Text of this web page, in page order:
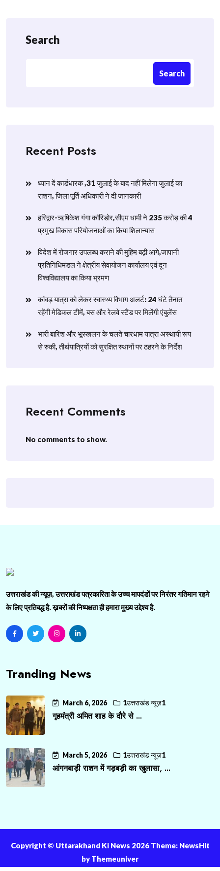
Search
Search
Recent Posts
ध्यान दें कार्डधारक ,31 जुलाई के बाद नहीं मिलेगा जुलाई का
राशन, जिला पूर्ति अधिकारी ने दी जानकारी
हरिद्वार-ऋषिकेश गंगा कॉरिडोर,सीएम धामी ने 235 करोड़ की 4
प्रमुख विकास परियोजनाओं का किया शिलान्यास
विदेश में रोजगार उपलब्ध कराने की मुहिम बढ़ी आगे,जापानी
प्रतिनिधिमंडल ने क्षेत्रीय सेवायोजन कार्यालय एवं दून
विश्वविद्यालय का किया भ्रमण
​कांवड़ यात्रा को लेकर स्वास्थ्य विभाग अलर्ट: 24 घंटे तैनात
रहेंगी मेडिकल टीमें, बस और रेलवे स्टैंड पर मिलेंगी एंबुलेंस
​भारी बारिश और भूस्खलन के चलते चारधाम यात्रा अस्थायी रूप
से रुकी, तीर्थयात्रियों को सुरक्षित स्थानों पर ठहरने के निर्देश
Recent Comments
No comments to show.
उत्तराखंड की न्यूज़, उत्तराखंड पत्रकारिता के उच्च मापदंडों पर निरंतर गतिमान रहने
के लिए प्रतिबद्ध है. ख़बरों की निष्पक्षता ही हमारा मुख्य उद्देश्य है.
Tranding News
March 6, 2026 1उत्तराखंड न्यूज़1
गृहमंत्री अमित शाह के दौरे से ...
March 5, 2026 1उत्तराखंड न्यूज़1
आंगनबाड़ी राशन में गड़बड़ी का खुलासा, ...
Copyright ©️ Uttarakhand Ki News 2026 Theme: NewsHit
by Themeuniver